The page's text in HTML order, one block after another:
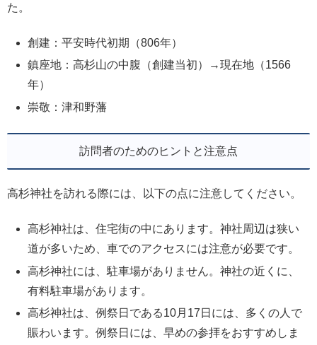
た。
創建：平安時代初期（806年）
鎮座地：高杉山の中腹（創建当初）→現在地（1566
年）
崇敬：津和野藩
訪問者のためのヒントと注意点
高杉神社を訪れる際には、以下の点に注意してください。
高杉神社は、住宅街の中にあります。神社周辺は狭い
道が多いため、車でのアクセスには注意が必要です。
高杉神社には、駐車場がありません。神社の近くに、
有料駐車場があります。
高杉神社は、例祭日である10月17日には、多くの人で
賑わいます。例祭日には、早めの参拝をおすすめしま